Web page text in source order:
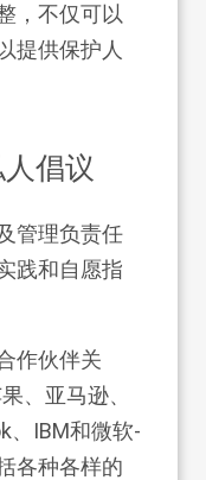
，不仅可以
提供保护人
倡议
管理负责任
践和自愿指
作伙伴关
、亚马逊、
、IBM和微软-
各种各样的